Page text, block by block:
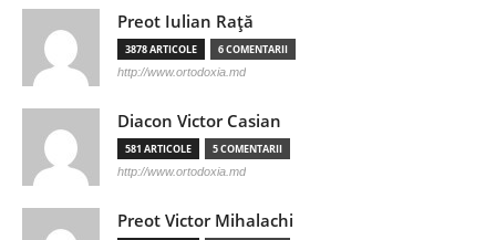
Preot Iulian Raţă
3878 ARTICOLE 6 COMENTARII
http://www.ortodoxia.md
Diacon Victor Casian
581 ARTICOLE 5 COMENTARII
http://www.ortodoxia.md
Preot Victor Mihalachi